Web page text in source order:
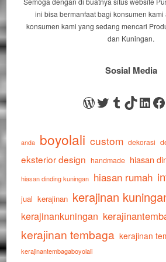
ini bisa bermanfaat bagi konsumen
konsumen kami yang sedang mencari
dan Kuningan.
Sosial Media
WordPress
Twitter
Tumblr
TikTok
anda boyolali custom dekorasi
eksterior design handmade hiasan
hiasan dinding kuningan hiasan rumah
jual kerajinan kerajinan
kerajinankuningan
kerajinan tembaga kerajinan
kerajinantembagaboyolali